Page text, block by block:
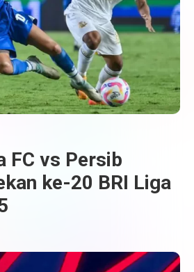
FC vs Persib
ke-20 BRI Liga